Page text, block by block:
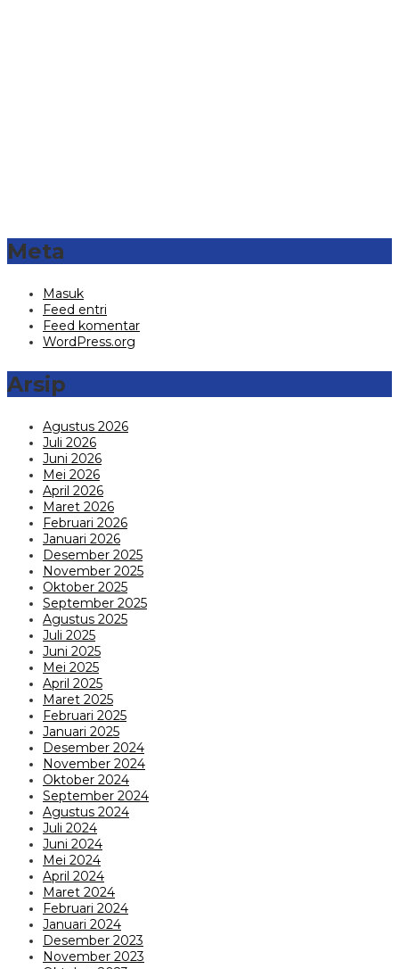
Meta
Masuk
Feed entri
Feed komentar
WordPress.org
Arsip
Agustus 2026
Juli 2026
Juni 2026
Mei 2026
April 2026
Maret 2026
Februari 2026
Januari 2026
Desember 2025
November 2025
Oktober 2025
September 2025
Agustus 2025
Juli 2025
Juni 2025
Mei 2025
April 2025
Maret 2025
Februari 2025
Januari 2025
Desember 2024
November 2024
Oktober 2024
September 2024
Agustus 2024
Juli 2024
Juni 2024
Mei 2024
April 2024
Maret 2024
Februari 2024
Januari 2024
Desember 2023
November 2023